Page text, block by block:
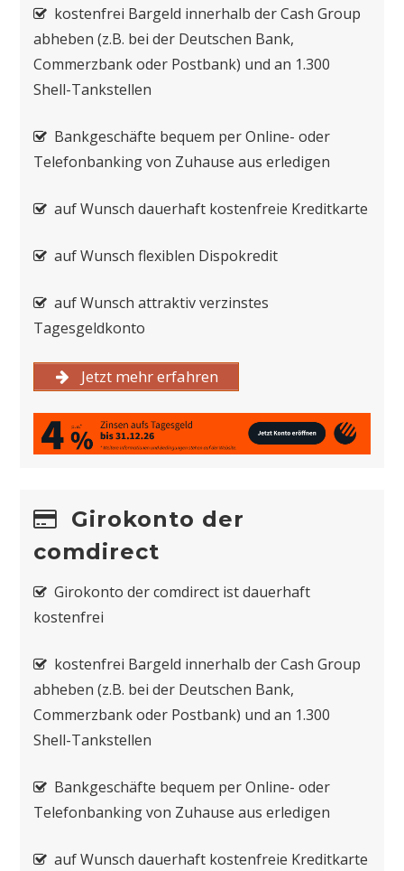
kostenfrei Bargeld innerhalb der Cash Group
abheben (z.B. bei der Deutschen Bank,
Commerzbank oder Postbank) und an 1.300
Shell-Tankstellen
Bankgeschäfte bequem per Online- oder
Telefonbanking von Zuhause aus erledigen
auf Wunsch dauerhaft kostenfreie Kreditkarte
auf Wunsch flexiblen Dispokredit
auf Wunsch attraktiv verzinstes
Tagesgeldkonto
Jetzt mehr erfahren
Girokonto der
comdirect
Girokonto der comdirect ist dauerhaft
kostenfrei
kostenfrei Bargeld innerhalb der Cash Group
abheben (z.B. bei der Deutschen Bank,
Commerzbank oder Postbank) und an 1.300
Shell-Tankstellen
Bankgeschäfte bequem per Online- oder
Telefonbanking von Zuhause aus erledigen
auf Wunsch dauerhaft kostenfreie Kreditkarte